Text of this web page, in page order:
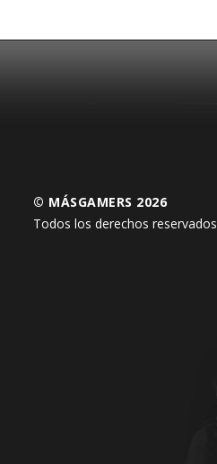
© MÁSGAMERS 2026
Todos los derechos reservados